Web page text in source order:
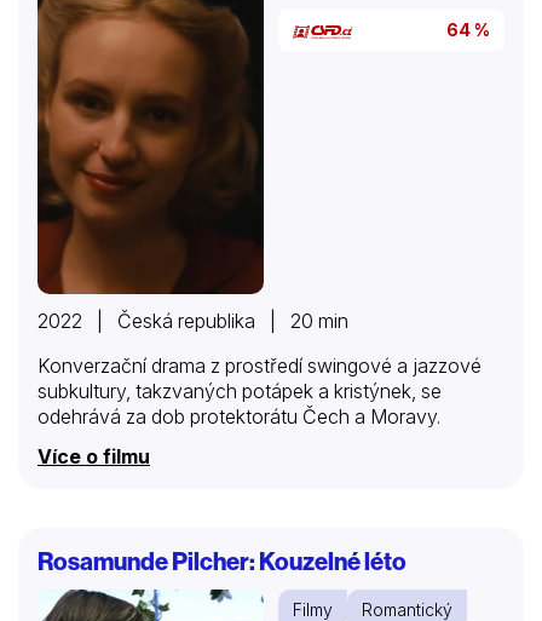
64 %
2022 | Česká republika | 20 min
Konverzační drama z prostředí swingové a jazzové
subkultury, takzvaných potápek a kristýnek, se
odehrává za dob protektorátu Čech a Moravy.
Více o filmu
Rosamunde Pilcher: Kouzelné léto
Filmy
Romantický